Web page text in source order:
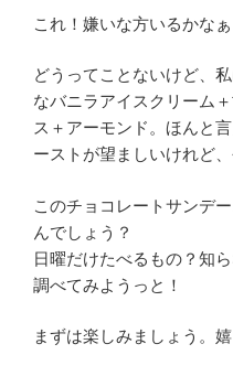
これ！嫌いな方いるかな
どうってことないけど、
なバニラアイスクリーム
ス＋アーモンド。ほんと
ーストが望ましいけれど
このチョコレートサンデ
んでしょう？
日曜だけたべるもの？知
調べてみようっと！
まずは楽しみましょう。